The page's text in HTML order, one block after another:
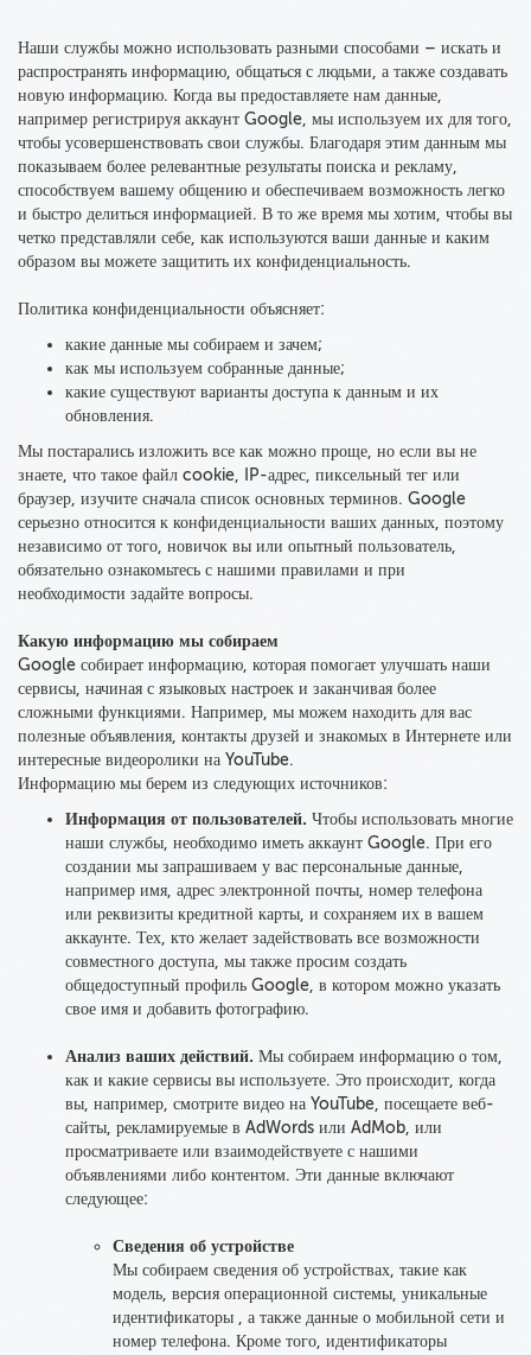
Наши службы можно использовать разными способами – искать и
распространять информацию, общаться с людьми, а также создавать
новую информацию. Когда вы предоставляете нам данные,
например регистрируя аккаунт Google, мы используем их для того,
чтобы усовершенствовать свои службы. Благодаря этим данным мы
показываем более релевантные результаты поиска и рекламу,
способствуем вашему общению и обеспечиваем возможность легко
и быстро делиться информацией. В то же время мы хотим, чтобы вы
четко представляли себе, как используются ваши данные и каким
образом вы можете защитить их конфиденциальность.
Политика конфиденциальности объясняет:
какие данные мы собираем и зачем;
как мы используем собранные данные;
какие существуют варианты доступа к данным и их
обновления.
Мы постарались изложить все как можно проще, но если вы не
знаете, что такое файл cookie, IP-адрес, пиксельный тег или
браузер, изучите сначала список основных терминов. Google
серьезно относится к конфиденциальности ваших данных, поэтому
независимо от того, новичок вы или опытный пользователь,
обязательно ознакомьтесь с нашими правилами и при
необходимости задайте вопросы.
Какую информацию мы собираем
Google собирает информацию, которая помогает улучшать наши
сервисы, начиная с языковых настроек и заканчивая более
сложными функциями. Например, мы можем находить для вас
полезные объявления, контакты друзей и знакомых в Интернете или
интересные видеоролики на YouTube.
Информацию мы берем из следующих источников:
Информация от пользователей. Чтобы использовать многие
наши службы, необходимо иметь аккаунт Google. При его
создании мы запрашиваем у вас персональные данные,
например имя, адрес электронной почты, номер телефона
или реквизиты кредитной карты, и сохраняем их в вашем
аккаунте. Тех, кто желает задействовать все возможности
совместного доступа, мы также просим создать
общедоступный профиль Google, в котором можно указать
свое имя и добавить фотографию.
Анализ ваших действий. Мы собираем информацию о том,
как и какие сервисы вы используете. Это происходит, когда
вы, например, смотрите видео на YouTube, посещаете веб-
сайты, рекламируемые в AdWords или AdMob, или
просматриваете или взаимодействуете с нашими
объявлениями либо контентом. Эти данные включают
следующее:
Сведения об устройстве
Мы собираем сведения об устройствах, такие как
модель, версия операционной системы, уникальные
идентификаторы , а также данные о мобильной сети и
номер телефона. Кроме того, идентификаторы